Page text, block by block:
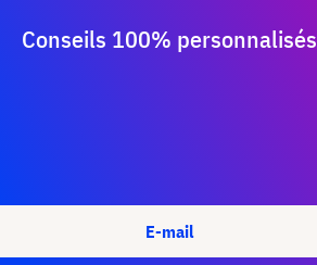
Conseils 100% personnalisés
E-mail